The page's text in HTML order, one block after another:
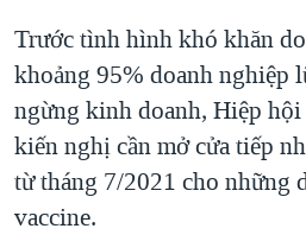
Trước tình hình khó khăn
khoảng 95% doanh nghiệp
ngừng kinh doanh, Hiệp
kiến nghị cần mở cửa tiếp
từ tháng 7/2021 cho những
vaccine.